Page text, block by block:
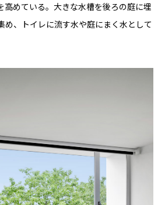
高めている。大きな水槽を後ろの庭に埋
め、トイレに流す水や庭にまく水として